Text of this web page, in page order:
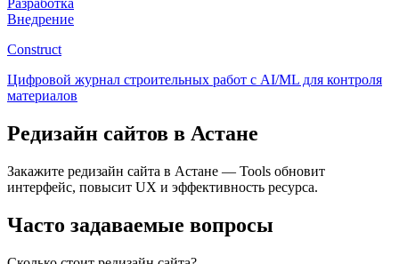
Разработка
Внедрение
Construct
Цифровой журнал строительных работ с AI/ML для контроля
материалов
Редизайн сайтов в Астане
Закажите редизайн сайта в Астане — Tools обновит
интерфейс, повысит UX и эффективность ресурса.
Часто задаваемые вопросы